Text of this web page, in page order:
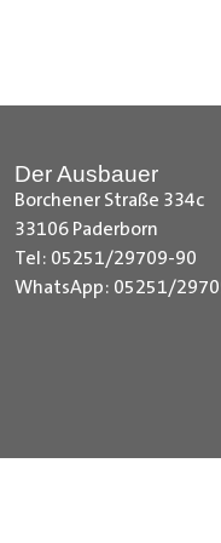
Der Ausbauer
Borchener Straße 334c
33106 Paderborn
Tel: 05251/29709-90
WhatsApp: 05251/